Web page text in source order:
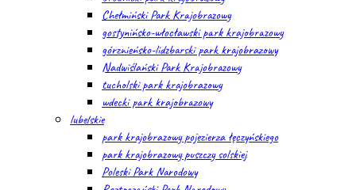
Chełmiński Park Krajobrazowy
gostynińsko-włocławski park krajobrazowy
górznieńsko-lidzbarski park krajobrazowy
Nadwiślański Park Krajobrazowy
tucholski park krajobrazowy
wdecki park krajobrazowy
lubelskie
park krajobrazowy pojezierza łęczyńskiego
park krajobrazowy puszczy solskiej
Poleski Park Narodowy